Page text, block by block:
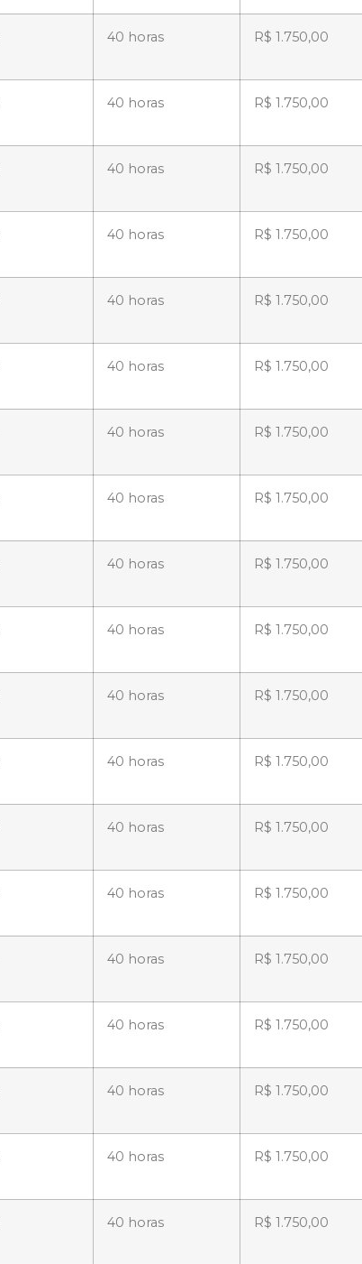
40 horas R$ 1.750,00
40 horas R$ 1.750,00
40 horas R$ 1.750,00
40 horas R$ 1.750,00
40 horas R$ 1.750,00
40 horas R$ 1.750,00
40 horas R$ 1.750,00
40 horas R$ 1.750,00
40 horas R$ 1.750,00
40 horas R$ 1.750,00
40 horas R$ 1.750,00
40 horas R$ 1.750,00
40 horas R$ 1.750,00
40 horas R$ 1.750,00
40 horas R$ 1.750,00
40 horas R$ 1.750,00
40 horas R$ 1.750,00
40 horas R$ 1.750,00
40 horas R$ 1.750,00